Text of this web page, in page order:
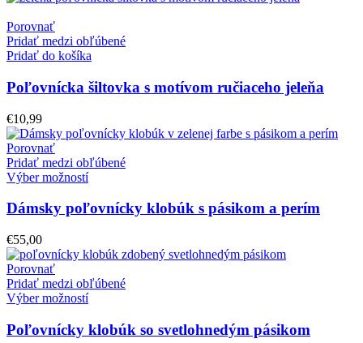
Porovnať
Pridať medzi obľúbené
Pridať do košíka
Poľovnícka šiltovka s motívom ručiaceho jeleňa
€10,99
Porovnať
Pridať medzi obľúbené
Výber možností
Dámsky poľovnícky klobúk s pásikom a perím
€55,00
Porovnať
Pridať medzi obľúbené
Výber možností
Poľovnícky klobúk so svetlohnedým pásikom